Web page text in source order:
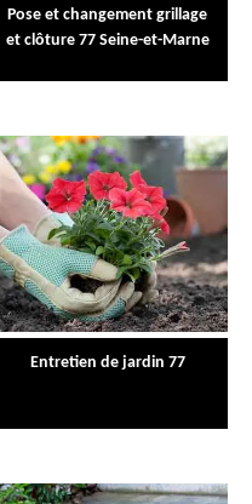
Pose et changement grillage
et clôture 77 Seine-et-Marne
Entretien de jardin 77